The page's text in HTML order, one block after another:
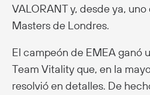
VALORANT y, desde ya,
Masters de Londres.
El campeón de EMEA ganó
Team Vitality que, en la
resolvió en detalles. De